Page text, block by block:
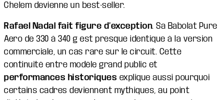
Chelem devienne un best-seller.
Rafael Nadal fait figure d’exception. Sa Babolat Pure
Aero de 330 à 340 g est presque identique à la version
commerciale, un cas rare sur le circuit. Cette
continuité entre modèle grand public et
performances historiques explique aussi pourquoi
certains cadres deviennent mythiques, au point